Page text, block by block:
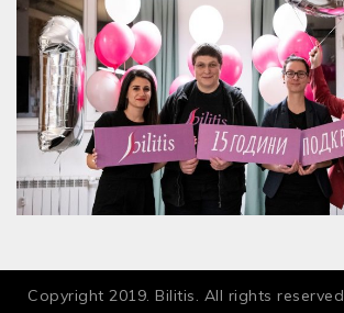
Copyright 2019. Bilitis. All rights reserved